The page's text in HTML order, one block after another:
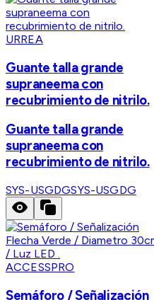
URREA
Guante talla grande
supraneema con
recubrimiento de nitrilo.
Guante talla grande
supraneema con
recubrimiento de nitrilo.
SYS-USGDGSYS-USGDG
ACCESSPRO
Semáforo / Señalización